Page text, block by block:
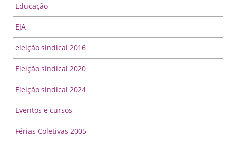
Educação
EJA
eleição sindical 2016
Eleição sindical 2020
Eleição sindical 2024
Eventos e cursos
Férias Coletivas 2005